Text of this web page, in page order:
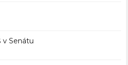
v Senátu